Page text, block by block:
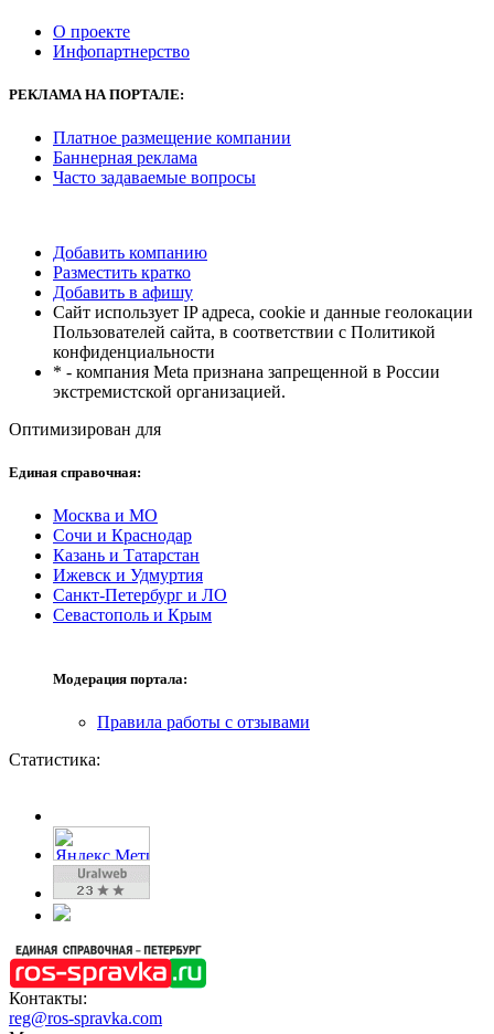
О проекте
Инфопартнерство
РЕКЛАМА НА ПОРТАЛЕ:
Платное размещение компании
Баннерная реклама
Часто задаваемые вопросы
Добавить компанию
Разместить кратко
Добавить в афишу
Сайт использует IP адреса, cookie и данные геолокации
Пользователей сайта, в соответствии с Политикой
конфиденциальности
* - компания Meta признана запрещенной в России
экстремистской организацией.
Оптимизирован для
Единая справочная:
Москва и МО
Сочи и Краснодар
Казань и Татарстан
Ижевск и Удмуртия
Санкт-Петербург и ЛО
Севастополь и Крым
Модерация портала:
Правила работы с отзывами
Статистика:
Контакты:
reg@ros-spravka.com